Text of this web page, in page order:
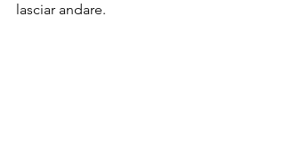
lasciar andare.